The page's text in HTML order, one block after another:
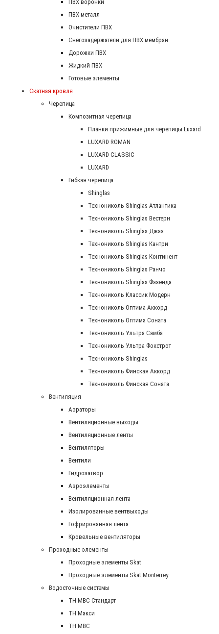
ПВХ воронки
ПВХ металл
Очистители ПВХ
Снегозадержатели для ПВХ мембран
Дорожки ПВХ
Жидкий ПВХ
Готовые элементы
Скатная кровля
Черепица
Композитная черепица
Планки прижимные для черепицы Luxard
LUXARD ROMAN
LUXARD CLASSIC
LUXARD
Гибкая черепица
Shinglas
Технониколь Shinglas Атлантика
Технониколь Shinglas Вестерн
Технониколь Shinglas Джаз
Технониколь Shinglas Кантри
Технониколь Shinglas Континент
Технониколь Shinglas Ранчо
Технониколь Shinglas Фазенда
Технониколь Классик Модерн
Технониколь Оптима Аккорд
Технониколь Оптима Соната
Технониколь Ультра Самба
Технониколь Ультра Фокстрот
Технониколь Shinglas
Технониколь Финская Аккорд
Технониколь Финская Соната
Вентиляция
Аэраторы
Вентиляционные выходы
Вентиляционные ленты
Вентиляторы
Вентили
Гидрозатвор
Аэроэлементы
Вентиляционная лента
Изолированные вентвыходы
Гофрированная лента
Кровельные вентиляторы
Проходные элементы
Проходные элементы Skat
Проходные элементы Skat Monterrey
Водосточные системы
TH MBC Стандарт
TH Макси
TH МВС